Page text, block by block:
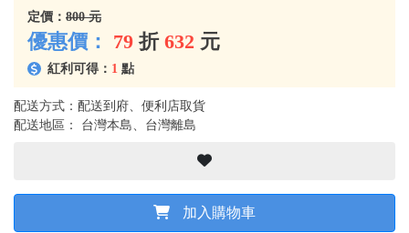
定價： 800 元
優惠價： 79 折 632 元
紅利可得： 1 點
配送方式：配送到府、便利店取貨
配送地區： 台灣本島、台灣離島
加入購物車